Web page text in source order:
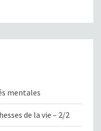
mentales
de la vie – 2/2